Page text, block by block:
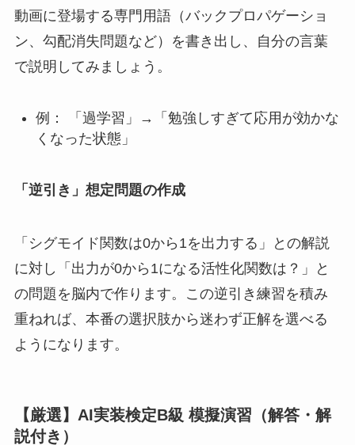
動画に登場する専門用語（バックプロパゲーショ
ン、勾配消失問題など）を書き出し、自分の言葉
で説明してみましょう。
例： 「過学習」→「勉強しすぎて応用が効かな
くなった状態」
「逆引き」想定問題の作成
「シグモイド関数は0から1を出力する」との解説
に対し「出力が0から1になる活性化関数は？」と
の問題を脳内で作ります。この逆引き練習を積み
重ねれば、本番の選択肢から迷わず正解を選べる
ようになります。
【厳選】AI実装検定B級 模擬演習（解答・解
説付き）